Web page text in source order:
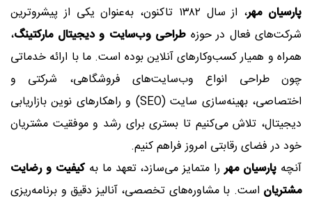
نمونه کارها
خدمات
بلاگ
درباره ما
تماس با ما
پارسیان مهر
، از سال ۱۳۸۲ تاکنون، به‌عنوان یکی از پیشروترین
شرکت‌های فعال در حوزه طراحی وب‌سایت و دیجیتال مارکتینگ،
همراه و همیار کسب‌وکارهای آنلاین بوده است. ما با ارائه خدماتی
چون طراحی انواع وب‌سایت‌های فروشگاهی، شرکتی و
اختصاصی، بهینه‌سازی سایت (SEO) و راهکارهای نوین بازاریابی
دیجیتال، تلاش می‌کنیم تا بستری برای رشد و موفقیت مشتریان
خود در فضای رقابتی امروز فراهم کنیم.
آنچه پارسیان مهررا متمایز می‌سازد، تعهد ما بهکیفیت و رضایت
مشتریان است. با مشاوره‌های تخصصی، آنالیز دقیق و برنامه‌ریزی